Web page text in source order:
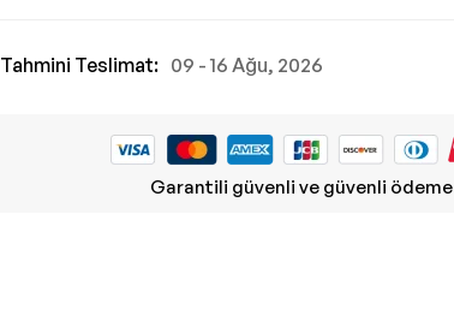
Tahmini Teslimat: 09 - 16 Ağu, 2026
Garantili güvenli ve güvenli ödeme